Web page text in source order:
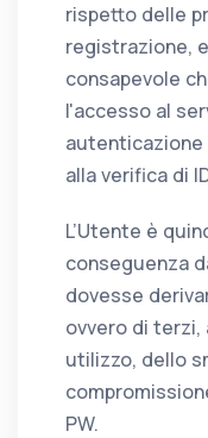
rispetto delle
registrazione,
consapevole
l'accesso al
alla verifica di
L’Utente è
conseguenza
dovesse
ovvero di
utilizzo, dello
PW.